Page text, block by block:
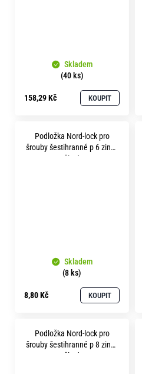
Skladem
(40 ks)
158,29 Kč KOUPIT
Podložka Nord-lock pro
šrouby šestihranné p 6 zinek
žlutý
Skladem
(8 ks)
8,80 Kč KOUPIT
Podložka Nord-lock pro
šrouby šestihranné p 8 zinek
žlutý